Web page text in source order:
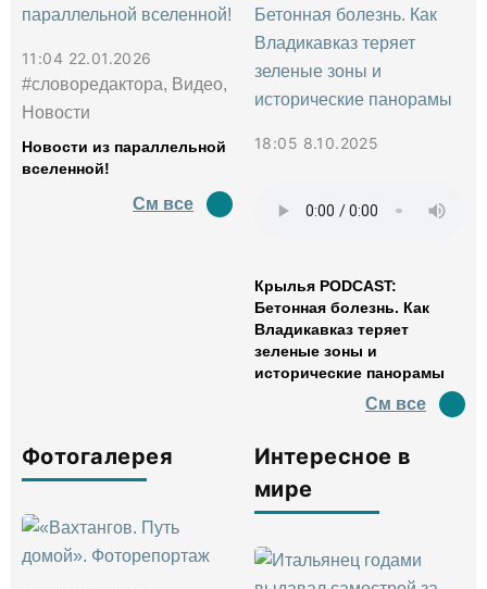
11:04 22.01.2026
#словоредактора, Видео,
Новости
Новости из параллельной
вселенной!
См все
18:05 8.10.2025
Крылья PODCAST:
Бетонная болезнь. Как
Владикавказ теряет
зеленые зоны и
исторические панорамы
См все
Фотогалерея
Интересное в
мире